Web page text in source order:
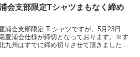
会支部限定Tシャツまもなく締め
浦会支部限定 T シャツですが、5月23日
豊浦会仕様が締切となっております。※す
九州はすでに締め切りさせて頂きました。